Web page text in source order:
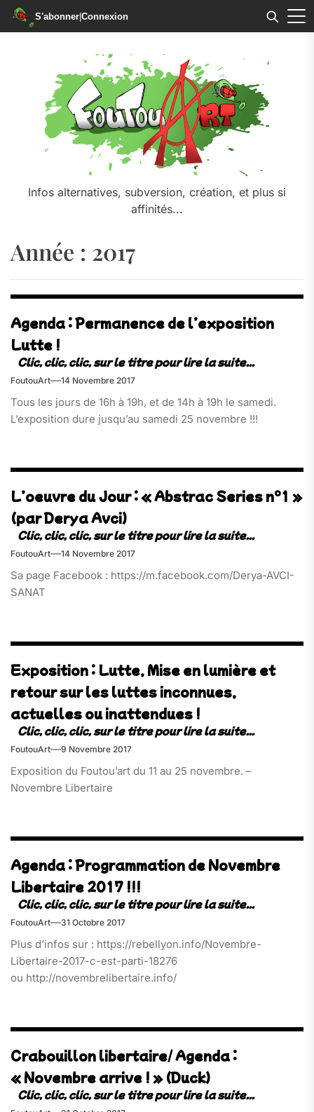
S'abonner|Connexion
Infos alternatives, subversion, création, et plus si
affinités...
Année : 2017
Agenda : Permanence de l’exposition
Lutte !
FoutouArt 14 Novembre 2017
Tous les jours de 16h à 19h, et de 14h à 19h le samedi.
L’exposition dure jusqu’au samedi 25 novembre !!!
L’oeuvre du Jour : « Abstrac Series n°1 »
(par Derya Avci)
FoutouArt 14 Novembre 2017
Sa page Facebook : https://m.facebook.com/Derya-AVCI-
SANAT
Exposition : Lutte, Mise en lumière et
retour sur les luttes inconnues,
actuelles ou inattendues !
FoutouArt 9 Novembre 2017
Exposition du Foutou’art du 11 au 25 novembre. –
Novembre Libertaire
Agenda : Programmation de Novembre
Libertaire 2017 !!!
FoutouArt 31 Octobre 2017
Plus d’infos sur : https://rebellyon.info/Novembre-
Libertaire-2017-c-est-parti-18276
ou http://novembrelibertaire.info/
Crabouillon libertaire/ Agenda :
« Novembre arrive ! » (Duck)